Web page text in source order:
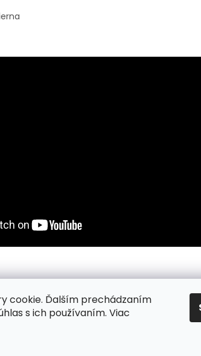
cookie. Ďalším prechádzaním
s ich používaním. Viac
ochrany osobných údajov / Reklamacia /